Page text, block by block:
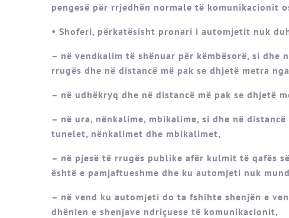
pengesë për rrjedhën normale të komunikacionit
• Shoferi, përkatësisht pronari i automjetit nuk
– në vendkalim të shënuar për këmbësorë, si
rrugës dhe në distancë më pak se dhjetë metra
– në udhëkryq dhe në distancë më pak se dhjetë
– në ura, nënkalime, mbikalime, si dhe në
tunelet, nënkalimet dhe mbikalimet,
– në pjesë të rrugës publike afër kulmit të qafës
është e pamjaftueshme dhe ku automjeti nuk
– në vend ku automjeti do ta fshihte shenjën e
dhënien e shenjave ndriçuese të komunikacionit,